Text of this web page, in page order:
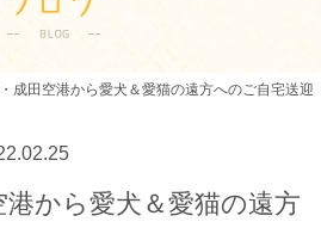
成田空港から愛犬＆愛猫の遠方へのご自宅送迎
から愛犬＆愛猫の遠方